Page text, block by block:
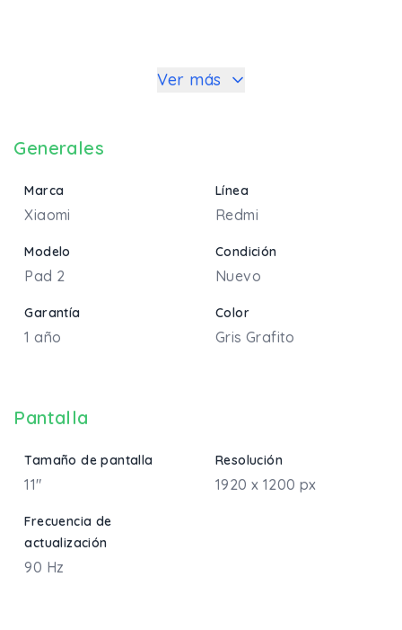
Ver más
Generales
Marca
Xiaomi
Línea
Redmi
Modelo
Pad 2
Condición
Nuevo
Garantía
1 año
Color
Gris Grafito
Pantalla
Tamaño de pantalla
11"
Resolución
1920 x 1200 px
Frecuencia de
actualización
90 Hz